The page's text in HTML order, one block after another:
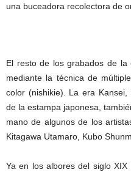
una buceadora recolectora de
El resto de los grabados de la
mediante la técnica de
color (nishikie). La era
de la estampa japonesa,
mano de algunos de los
Kitagawa Utamaro, Kubo
Ya en los albores del siglo